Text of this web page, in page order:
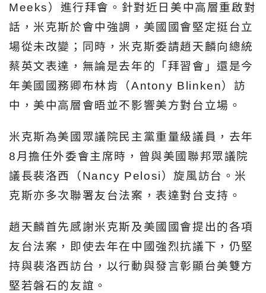
Meeks）進行拜會。針對近日美中高層重啟對
話，米克斯於會中強調，美國國會堅定挺台立
場從未改變；同時，米克斯委請趙天麟向總統
蔡英文表達，無論是去年的「拜習會」還是今
年美國國務卿布林肯（Antony Blinken）訪
中，美中高層會晤並不影響美方對台立場。
米克斯為美國眾議院民主黨重量級議員，去年
8月擔任外委會主席時，曾與美國聯邦眾議院
議長裴洛西（Nancy Pelosi）旋風訪台。米
克斯亦多次聯署友台法案，表達對台支持。
趙天麟首先感謝米克斯及美國國會提出的各項
友台法案，即使去年在中國強烈抗議下，仍堅
持與裴洛西訪台，以行動與發言彰顯台美雙方
堅若磐石的友誼。